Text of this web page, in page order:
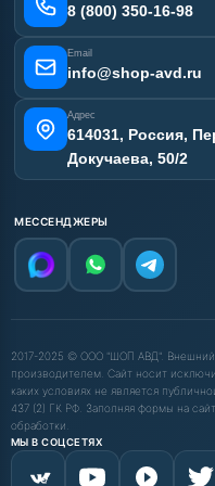
Карта сайта
8 (800) 350-16-98
Email
info@shop-avd.ru
Адрес
614031, Россия,
Докучаева, 50/2
МЕССЕНДЖЕРЫ
2017-2025 © ООО "ШОП АВД". Внешний
производителем. Сайт носит
каких условиях не является
437 (2) ГК РФ. Заполняя формы на
обработки.
МЫ В СОЦСЕТЯХ